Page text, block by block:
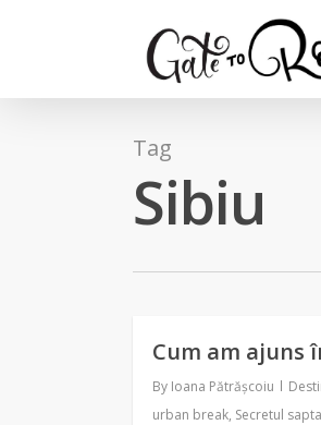
Tag
Sibiu
Cum am ajuns
By Ioana Pătrășcoiu
urban break, Secretul